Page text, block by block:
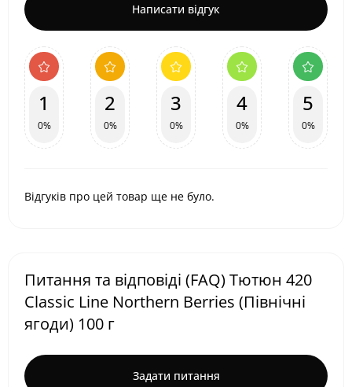
Написати відгук
1
0%
2
0%
3
0%
4
0%
5
0%
Відгуків про цей товар ще не було.
Питання та відповіді (FAQ) Тютюн 420
Classic Line Northern Berries (Північні
ягоди) 100 г
Задати питання